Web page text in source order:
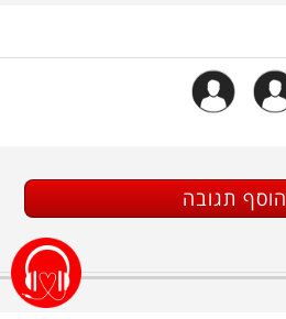
הוסף תגובה